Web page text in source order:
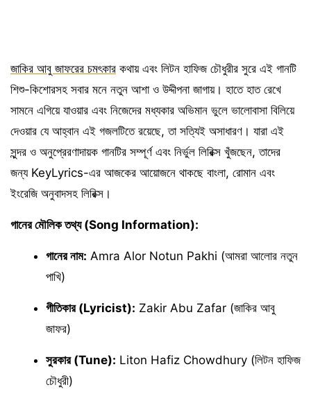
জাকির আবু জাফরের চমৎকার কথায় এবং লিটন হাফিজ চৌধুরীর সুরে এই গানটি
শিশু-কিশোরসহ সবার মনে নতুন আশা ও উদ্দীপনা জাগায়। হাতে হাত রেখে
সামনে এগিয়ে যাওয়ার এবং নিজেদের মধ্যকার অভিমান ভুলে ভালোবাসা বিলিয়ে
দেওয়ার যে আহ্বান এই গজলটিতে রয়েছে, তা সত্যিই অসাধারণ। যারা এই
সুন্দর ও অনুপ্রেরণাদায়ক গানটির সম্পূর্ণ এবং নির্ভুল লিরিক্স খুঁজছেন, তাদের
জন্য KeyLyrics-এর আজকের আয়োজনে থাকছে বাংলা, রোমান এবং
ইংরেজি অনুবাদসহ লিরিক্স।
গানের মৌলিক তথ্য (Song Information):
গানের নাম: Amra Alor Notun Pakhi (আমরা আলোর নতুন
পাখি)
গীতিকার (Lyricist): Zakir Abu Zafar (জাকির আবু
জাফর)
সুরকার (Tune): Liton Hafiz Chowdhury (লিটন হাফিজ
চৌধুরী)